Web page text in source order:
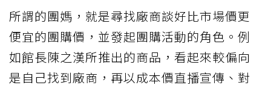
所謂的團媽，就是尋找廠商談好比市場價更
便宜的團購價，並發起團購活動的角色。例
如館長陳之漢所推出的商品，看起來較偏向
是自己找到廠商，再以成本價直播宣傳、對